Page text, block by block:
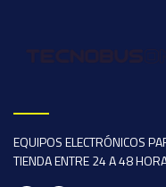
EQUIPOS ELECTRÓNICOS
TIENDA ENTRE 24 A 48